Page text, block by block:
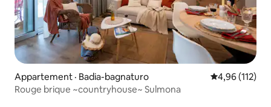
Appartement · Badia-bagnaturo Note
4,96 (112)
Rouge brique ~countryhouse~ Sulmona